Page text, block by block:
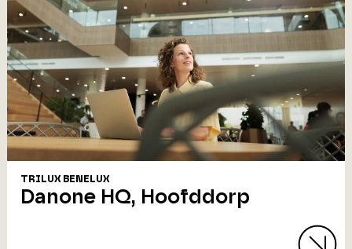
TRILUX BENELUX
Danone HQ, Hoofddorp